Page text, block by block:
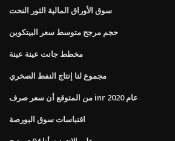
سوق الأوراق المالية الثور النحت
حجم مرجح متوسط ​​سعر البيتكوين
مخطط جانت عينة عينة
مجموع لنا إنتاج النفط الصخري
من المتوقع أن سعر صرف inr عام 2020
اقتباسات سوق البورصة